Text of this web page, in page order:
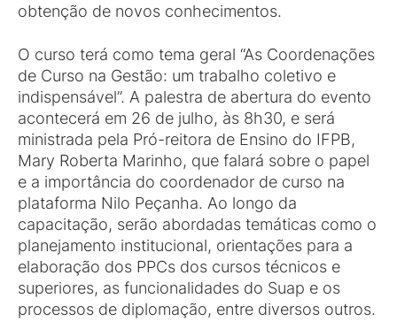
obtenção de novos conhecimentos.
O curso terá como tema geral “As Coordenações
de Curso na Gestão: um trabalho coletivo e
indispensável”. A palestra de abertura do evento
acontecerá em 26 de julho, às 8h30, e será
ministrada pela Pró-reitora de Ensino do IFPB,
Mary Roberta Marinho, que falará sobre o papel
e a importância do coordenador de curso na
plataforma Nilo Peçanha. Ao longo da
capacitação, serão abordadas temáticas como o
planejamento institucional, orientações para a
elaboração dos PPCs dos cursos técnicos e
superiores, as funcionalidades do Suap e os
processos de diplomação, entre diversos outros.